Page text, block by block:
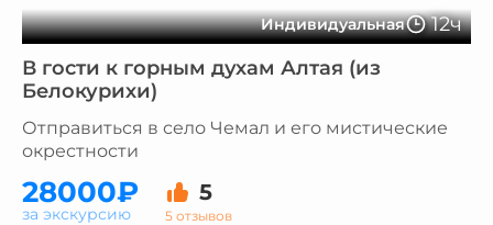
Индивидуальная 12ч
В гости к горным духам Алтая (из
Белокурихи)
Отправиться в село Чемал и его мистические
окрестности
28000₽ 5
5 отзывов
за экскурсию